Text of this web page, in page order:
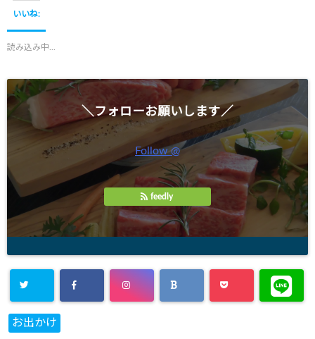
て
T
w
i
t
e
共
有
(
い
ウ
ィ
開
き
ま
す
は
ク
し
く
だ
新
い
ン
ド
ウ
開
す
共
有
新
し
い
ウ
ィ
ド
ウ
で
開
き
ま
す
いいね:
読み込み中...
＼フォローお願いします／
Follow @
feedly
お出かけ